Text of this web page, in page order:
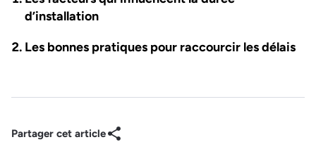
d’installation
Les bonnes pratiques pour raccourcir les délais
Partager cet article